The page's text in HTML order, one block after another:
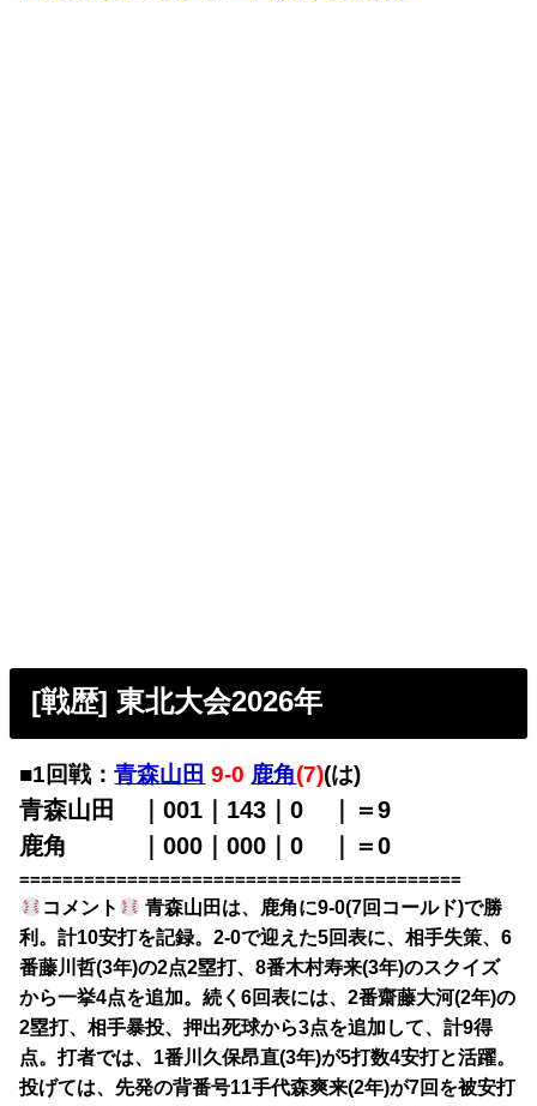
[戦歴] 東北大会2026年
■1回戦：青森山田 9-0 鹿角(7)(は)
青森山田 ｜001｜143｜0
｜＝9
鹿角 ｜000｜000｜0
｜＝0
=========================================
コメント
青森山田は、鹿角に9-0(7回コールド)で勝
利。計10安打を記録。2-0で迎えた5回表に、相手失策、6
番藤川哲(3年)の2点2塁打、8番木村寿来(3年)のスクイズ
から一挙4点を追加。続く6回表には、2番齋藤大河(2年)の
2塁打、相手暴投、押出死球から3点を追加して、計9得
点。打者では、1番川久保昂直(3年)が5打数4安打と活躍。
投げては、先発の背番号11手代森爽来(2年)が7回を被安打